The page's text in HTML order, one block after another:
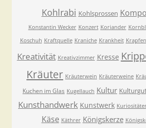
Kohlrabi Kohlsprossen
Konstantin Wecker Konzert Koriander
Koschuh Kraftquelle Kraniche Krankheit Krapfen
Kreativität Kreativzimmer Kresse
Kräuter Kräuterwein Kräuterweine
Kuchen im Glas Kugellauch Kultur
Kunsthandwerk Kunstwerk
Käse Käthrer Königskerze